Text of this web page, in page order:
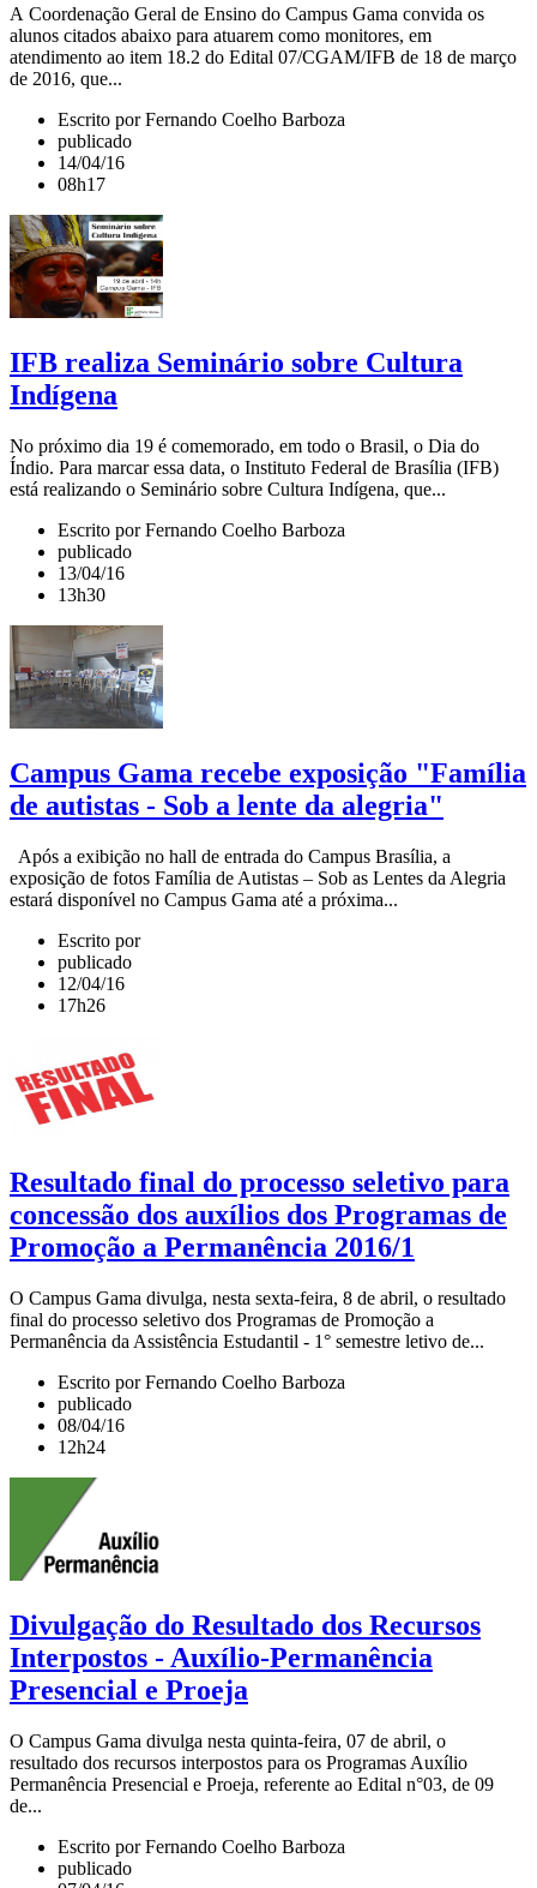
A Coordenação Geral de Ensino do Campus Gama convida os
alunos citados abaixo para atuarem como monitores, em
atendimento ao item 18.2 do Edital 07/CGAM/IFB de 18 de março
de 2016, que...
Escrito por Fernando Coelho Barboza
publicado
14/04/16
08h17
IFB realiza Seminário sobre Cultura
Indígena
No próximo dia 19 é comemorado, em todo o Brasil, o Dia do
Índio. Para marcar essa data, o Instituto Federal de Brasília (IFB)
está realizando o Seminário sobre Cultura Indígena, que...
Escrito por Fernando Coelho Barboza
publicado
13/04/16
13h30
Campus Gama recebe exposição "Família
de autistas - Sob a lente da alegria"
Após a exibição no hall de entrada do Campus Brasília, a
exposição de fotos Família de Autistas – Sob as Lentes da Alegria
estará disponível no Campus Gama até a próxima...
Escrito por
publicado
12/04/16
17h26
Resultado final do processo seletivo para
concessão dos auxílios dos Programas de
Promoção a Permanência 2016/1
O Campus Gama divulga, nesta sexta-feira, 8 de abril, o resultado
final do processo seletivo dos Programas de Promoção a
Permanência da Assistência Estudantil - 1° semestre letivo de...
Escrito por Fernando Coelho Barboza
publicado
08/04/16
12h24
Divulgação do Resultado dos Recursos
Interpostos - Auxílio-Permanência
Presencial e Proeja
O Campus Gama divulga nesta quinta-feira, 07 de abril, o
resultado dos recursos interpostos para os Programas Auxílio
Permanência Presencial e Proeja, referente ao Edital n°03, de 09
de...
Escrito por Fernando Coelho Barboza
publicado